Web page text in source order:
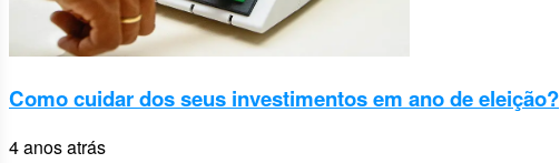
Como cuidar dos seus investimentos em ano de eleição?
4 anos atrás